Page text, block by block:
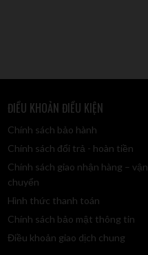
ĐIỀU KHOẢN ĐIỀU KIỆN
Chính sách bảo hành
Chính sách đổi trả - hoàn tiền
Chính sách giao nhận hàng – vận
chuyển
Hình thức thanh toán
Chính sách bảo mật thông tin
Điều khoản giao dịch chung